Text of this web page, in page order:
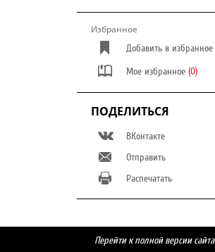
Избранное
Добавить в избранное
Мое избранное (0)
ПОДЕЛИТЬСЯ
ВКонтакте
Отправить
Распечатать
Перейти к полной версии сайта